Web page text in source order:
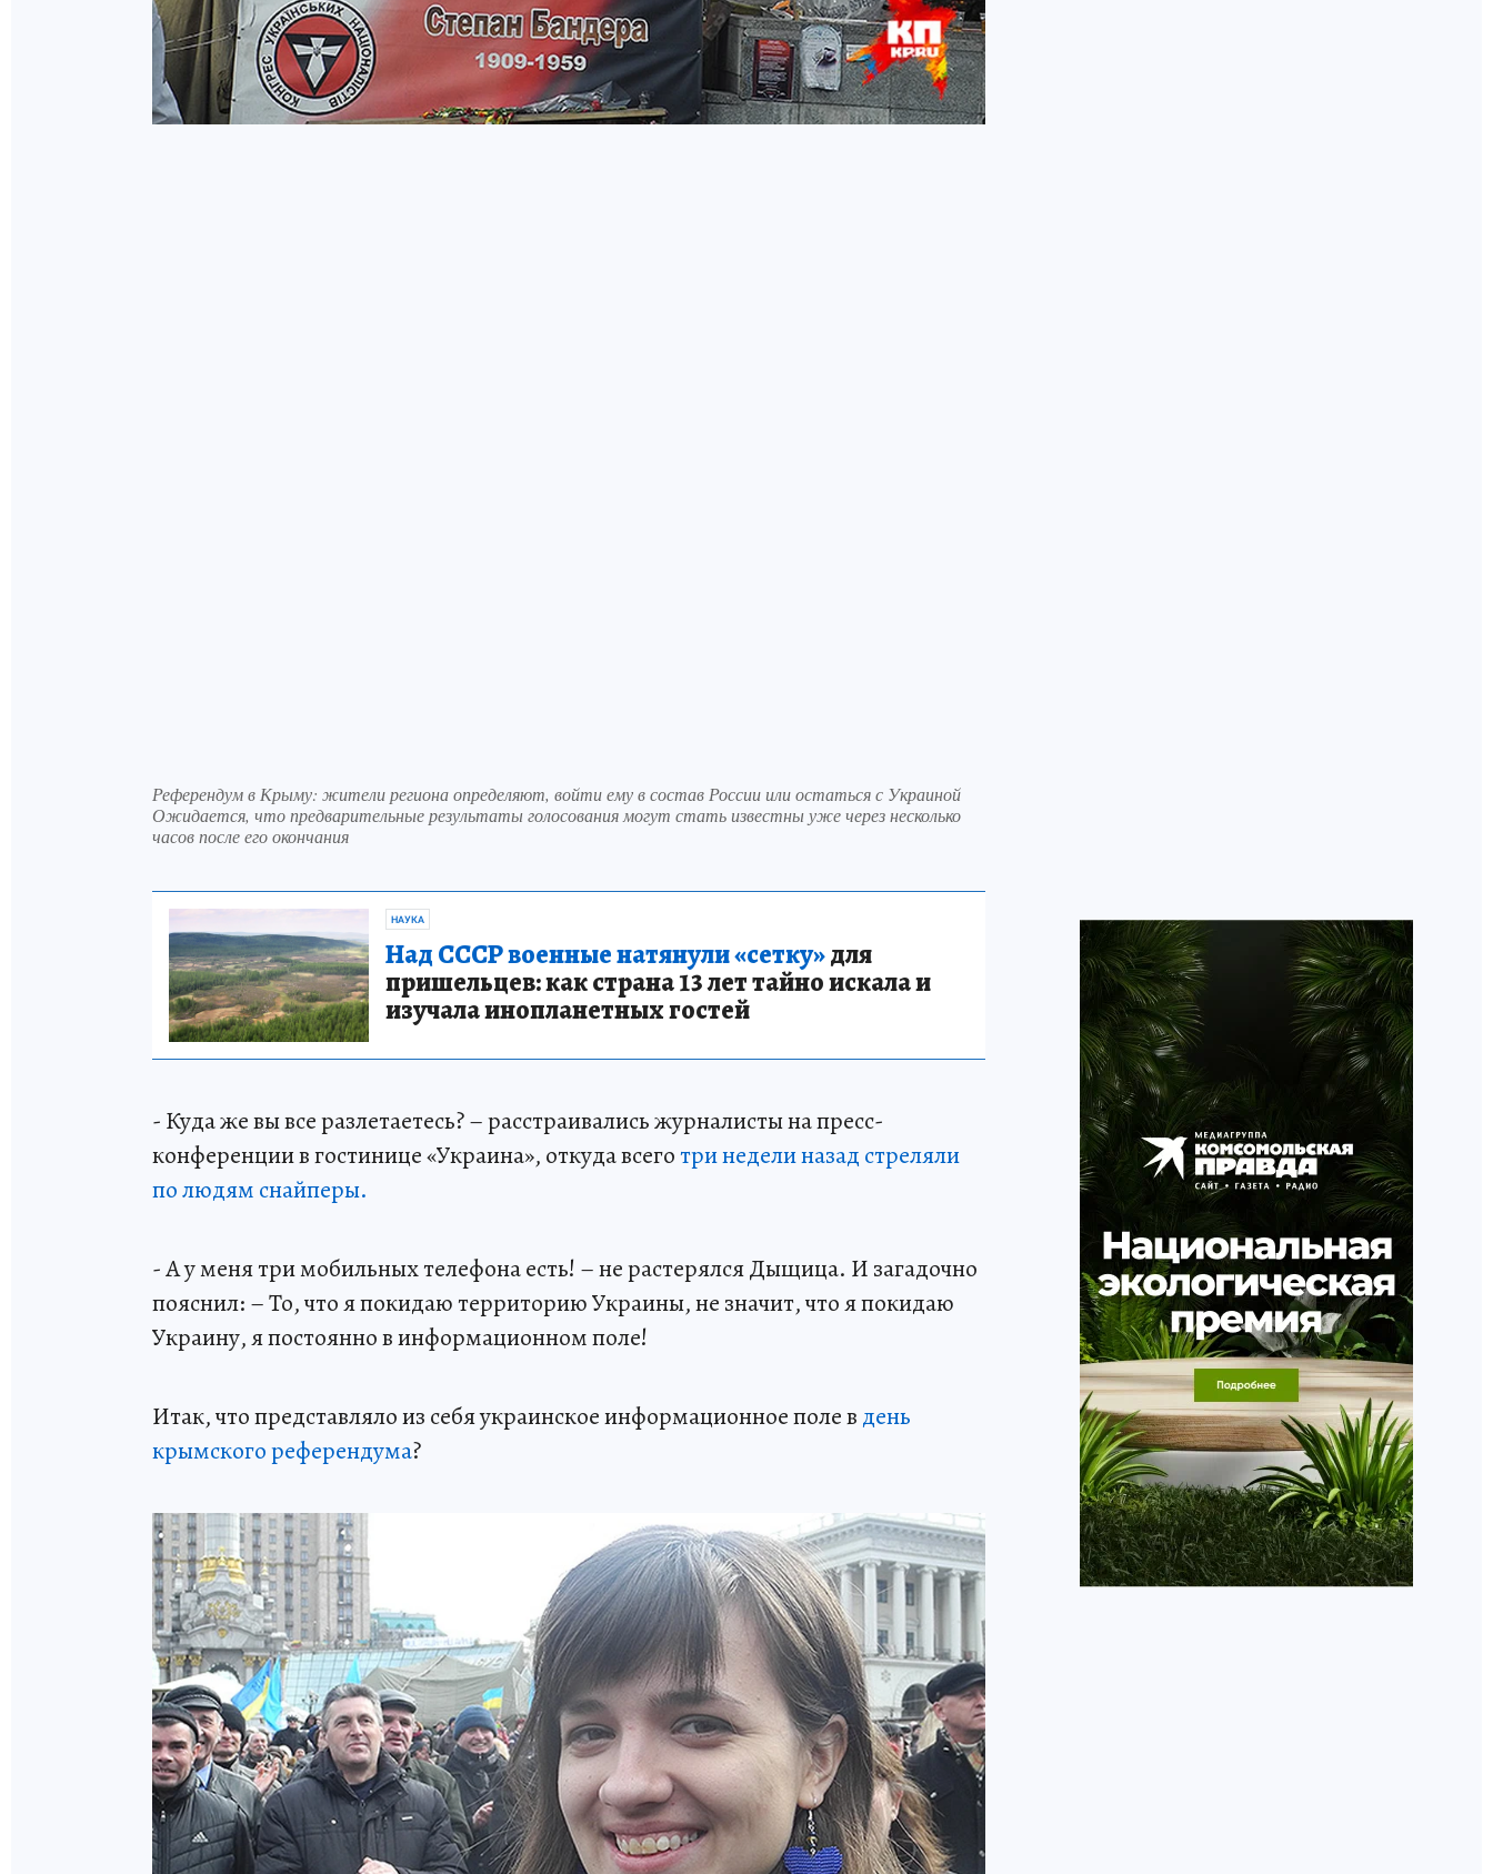
Референдум в Крыму: жители региона определяют, войти ему в состав России или остаться с Украиной
Ожидается, что предварительные результаты голосования могут стать известны уже через несколько
часов после его окончания
НАУКА
Над СССР военные натянули «сетку»для
пришельцев: как страна 13 лет тайно искала и
изучала инопланетных гостей
- Куда же вы все разлетаетесь? – расстраивались журналисты на пресс-
конференции в гостинице «Украина», откуда всеготри недели назад стреляли
по людям снайперы.
- А у меня три мобильных телефона есть! – не растерялся Дыщица. И загадочно
пояснил: – То, что я покидаю территорию Украины, не значит, что я покидаю
Украину, я постоянно в информационном поле!
Итак, что представляло из себя украинское информационное поле в день
крымского референдума?